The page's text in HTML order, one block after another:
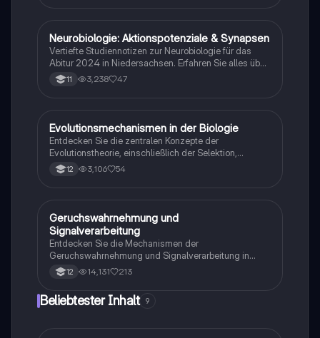
Biologie
Neurobiologie: Aktionspotenziale & Synapsen
Vertiefte Studiennotizen zur Neurobiologie für das
Abitur 2024 in Niedersachsen. Erfahren Sie alles über
Aktionspotenziale, Ruhepotenziale, synaptische
Integration, die Rolle von Neurotransmittern, die
Schüler, die sich auf Prüfungen vorbereiten und ein
tiefes Verständnis der neuronalen Signalübertragung
entwickeln möchten.
11 3,238 47
Biologie
Evolutionsmechanismen in der Biologie
Entdecken Sie die zentralen Konzepte der
Evolutionstheorie, einschließlich der Selektion,
Isolationsmechanismen und Evolutionsfaktoren wie
Mutation und Rekombination. Diese
Entstehung neuer Arten durch allopatrische und
sympatrische Artbildung. Ideal für Biologiestudenten
im Grundkurs.
12 3,106 54
Biologie
Geruchswahrnehmung und
Signalverarbeitung
Entdecken Sie die Mechanismen der
Geruchswahrnehmung und Signalverarbeitung in
Nervenzellen. Diese Übungsaufgaben für das
mündliche Abitur in Neurobiologie behandeln
Codierung von Geruchsstoffsignalen. Ideal für
12 14,131 213
Beliebtester Inhalt 9